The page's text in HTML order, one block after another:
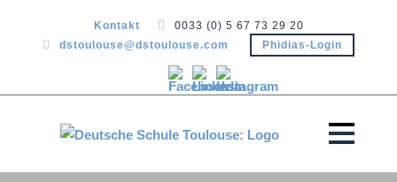
Kontakt
0033 (0) 5 67 73 29 20
dstoulouse@dstoulouse.com
Phidias-Login